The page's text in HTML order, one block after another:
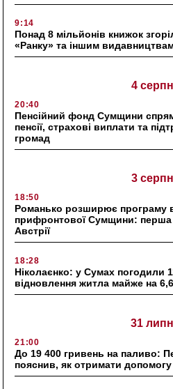
9:14
Понад 8 мільйонів книжок
«Ранку» та іншим
4
20:40
Пенсійний фонд Сумщини
пенсії, страхові виплати та
громад
3
18:50
Романько розширює програму
прифронтової Сумщини: перша
Австрії
18:28
Ніколаєнко: у Сумах погодили
відновлення житла майже на
31
21:00
До 19 400 гривень на паливо:
пояснив, як отримати